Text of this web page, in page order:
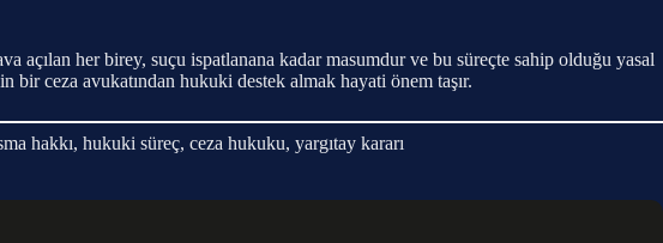
açılan her birey, suçu ispatlanana kadar masumdur ve bu süreçte sahip olduğu yasal
ceza avukatından hukuki destek almak hayati önem taşır.
hakkı, hukuki süreç, ceza hukuku, yargıtay kararı